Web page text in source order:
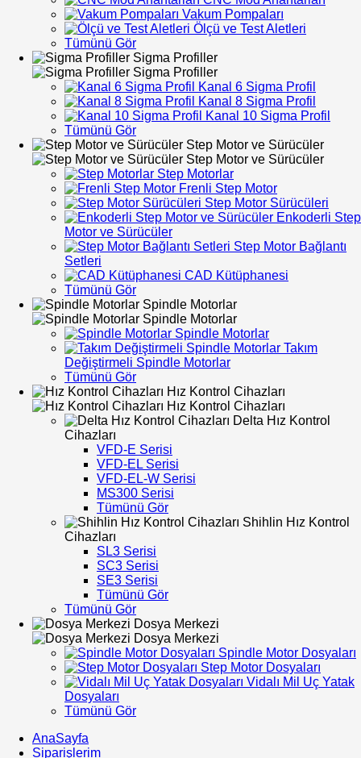
Vakum Pompaları
Ölçü ve Test Aletleri
Tümünü Gör
Sigma Profiller
Sigma Profiller
Kanal 6 Sigma Profil
Kanal 8 Sigma Profil
Kanal 10 Sigma Profil
Tümünü Gör
Step Motor ve Sürücüler
Step Motor ve Sürücüler
Step Motorlar
Frenli Step Motor
Step Motor Sürücüleri
Enkoderli Step
Motor ve Sürücüler
Step Motor Bağlantı
Setleri
CAD Kütüphanesi
Tümünü Gör
Spindle Motorlar
Spindle Motorlar
Spindle Motorlar
Takım
Değiştirmeli Spindle Motorlar
Tümünü Gör
Hız Kontrol Cihazları
Hız Kontrol Cihazları
Delta Hız Kontrol
Cihazları
VFD-E Serisi
VFD-EL Serisi
VFD-EL-W Serisi
MS300 Serisi
Tümünü Gör
Shihlin Hız Kontrol
Cihazları
SL3 Serisi
SC3 Serisi
SE3 Serisi
Tümünü Gör
Tümünü Gör
Dosya Merkezi
Dosya Merkezi
Spindle Motor Dosyaları
Step Motor Dosyaları
Vidalı Mil Uç Yatak
Dosyaları
Tümünü Gör
AnaSayfa
Siparişlerim